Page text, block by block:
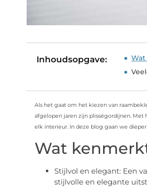
Inhoudsopgave:
Als het gaat om het kiezen van
afgelopen jaren zijn plisségordijnen.
elk interieur. In deze blog gaan we
Wat
Stijlvol en elegant: Een
stijlvolle en elegante